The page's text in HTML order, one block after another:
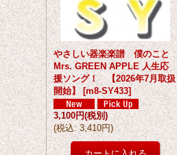
やさしい器楽楽譜 僕のこと
Mrs. GREEN APPLE 人生応
援ソング！ 【2026年7月取扱
開始】 [m8-SY433]
3,100円(税別)
(税込: 3,410円)